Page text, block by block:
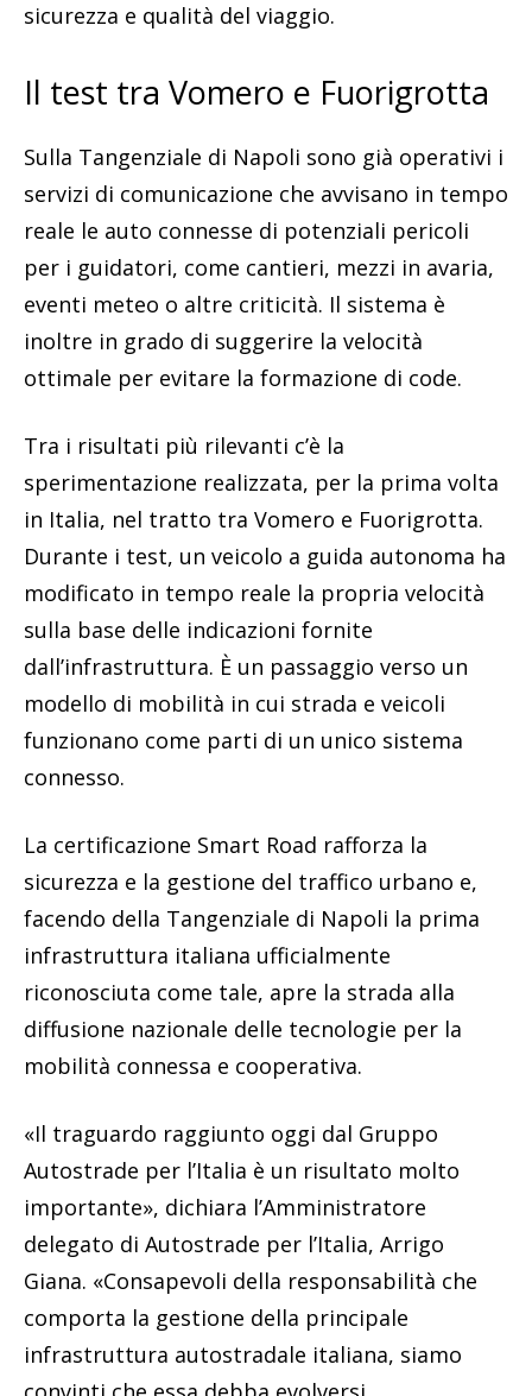
sicurezza e qualità del viaggio.
Il test tra Vomero e Fuorigrotta
Sulla Tangenziale di Napoli sono già operativi i
servizi di comunicazione che avvisano in tempo
reale le auto connesse di potenziali pericoli
per i guidatori, come cantieri, mezzi in avaria,
eventi meteo o altre criticità. Il sistema è
inoltre in grado di suggerire la velocità
ottimale per evitare la formazione di code.
Tra i risultati più rilevanti c’è la
sperimentazione realizzata, per la prima volta
in Italia, nel tratto tra Vomero e Fuorigrotta.
Durante i test, un veicolo a guida autonoma ha
modificato in tempo reale la propria velocità
sulla base delle indicazioni fornite
dall’infrastruttura. È un passaggio verso un
modello di mobilità in cui strada e veicoli
funzionano come parti di un unico sistema
connesso.
La certificazione Smart Road rafforza la
sicurezza e la gestione del traffico urbano e,
facendo della Tangenziale di Napoli la prima
infrastruttura italiana ufficialmente
riconosciuta come tale, apre la strada alla
diffusione nazionale delle tecnologie per la
mobilità connessa e cooperativa.
«Il traguardo raggiunto oggi dal Gruppo
Autostrade per l’Italia è un risultato molto
importante», dichiara l’Amministratore
delegato di Autostrade per l’Italia, Arrigo
Giana. «Consapevoli della responsabilità che
comporta la gestione della principale
infrastruttura autostradale italiana, siamo